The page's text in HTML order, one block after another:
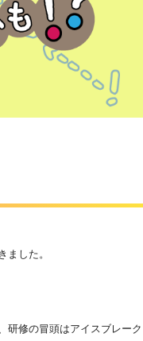
した。
研修の冒頭はアイスブレーク